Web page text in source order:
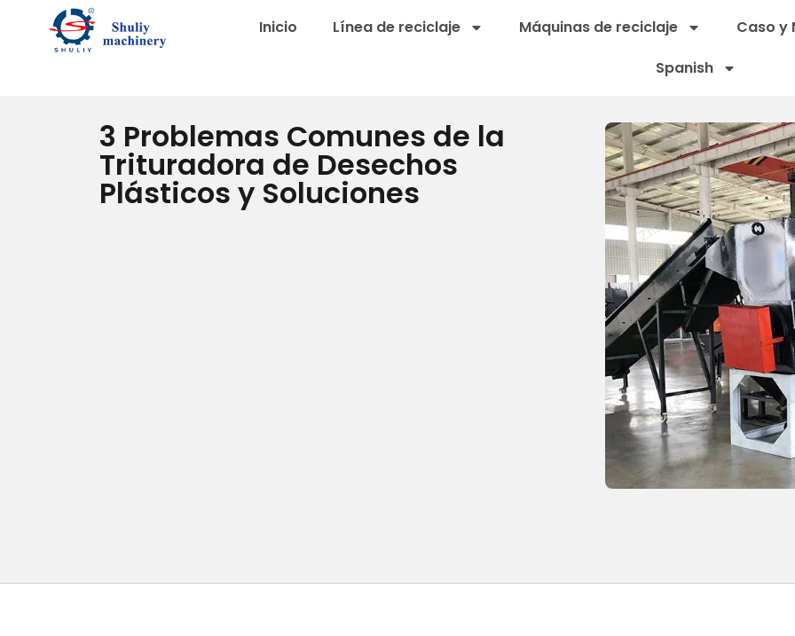
Inicio Línea de reciclaje Máquinas de reciclaje
Caso y
Spanish
3 Problemas Comunes de la
Trituradora de Desechos
Plásticos y Soluciones